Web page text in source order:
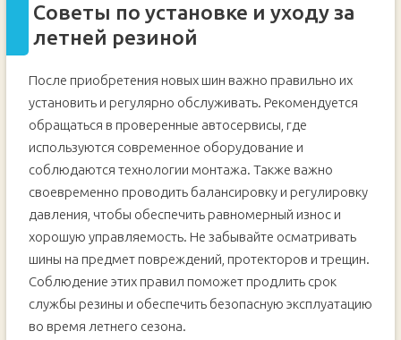
Советы по установке и уходу за
летней резиной
После приобретения новых шин важно правильно их
установить и регулярно обслуживать. Рекомендуется
обращаться в проверенные автосервисы, где
используются современное оборудование и
соблюдаются технологии монтажа. Также важно
своевременно проводить балансировку и регулировку
давления, чтобы обеспечить равномерный износ и
хорошую управляемость. Не забывайте осматривать
шины на предмет повреждений, протекторов и трещин.
Соблюдение этих правил поможет продлить срок
службы резины и обеспечить безопасную эксплуатацию
во время летнего сезона.